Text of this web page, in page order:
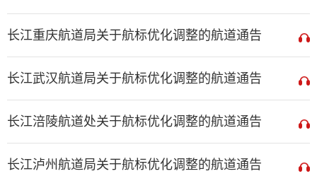
长江重庆航道局关于航标优化调整的航道通告
长江武汉航道局关于航标优化调整的航道通告
长江涪陵航道处关于航标优化调整的航道通告
长江泸州航道局关于航标优化调整的航道通告